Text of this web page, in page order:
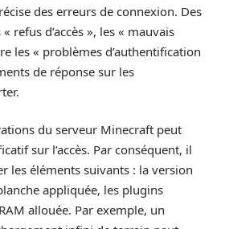
des erreurs de connexion. Des
refus d’accès », les « mauvais
les « problèmes d’authentification
de réponse sur les
du serveur Minecraft peut
sur l’accès. Par conséquent, il
les éléments suivants : la version
appliquée, les plugins
allouée. Par exemple, un